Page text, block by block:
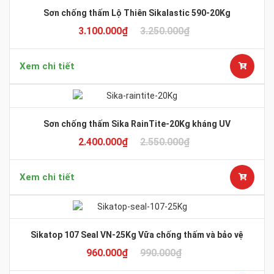
Sơn chống thấm Lộ Thiên Sikalastic 590-20Kg
3.100.000₫ 3.250.000₫
Xem chi tiết
Sơn chống thấm Sika RainTite-20Kg kháng UV
2.400.000₫ 2.550.000₫
Xem chi tiết
Sikatop 107 Seal VN-25Kg Vữa chống thấm và bảo vệ
960.000₫ 990.000₫